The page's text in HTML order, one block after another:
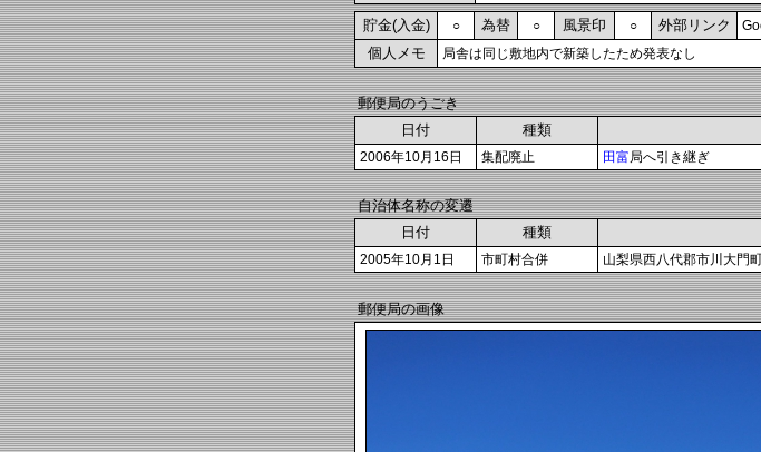
貯金(入金) ○ 為替 ○ 風景印 ○ 外部リンク
個人メモ 局舎は同じ敷地内で新築したため発表なし
郵便局のうごき
日付
種類
2006年10月16日 集配廃止 田富局へ引き継ぎ
自治体名称の変遷
日付
種類
2005年10月1日 市町村合併 山梨県西八代郡市川大門
郵便局の画像